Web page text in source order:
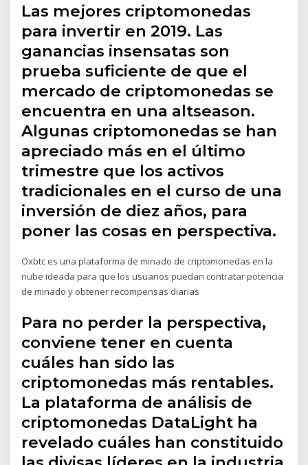
Las mejores criptomonedas
para invertir en 2019. Las
ganancias insensatas son
prueba suficiente de que el
mercado de criptomonedas se
encuentra en una altseason.
Algunas criptomonedas se han
apreciado más en el último
trimestre que los activos
tradicionales en el curso de una
inversión de diez años, para
poner las cosas en perspectiva.
Oxbtc es una plataforma de minado de criptomonedas en la
nube ideada para que los usuarios puedan contratar potencia
de minado y obtener recompensas diarias
Para no perder la perspectiva,
conviene tener en cuenta
cuáles han sido las
criptomonedas más rentables.
La plataforma de análisis de
criptomonedas DataLight ha
revelado cuáles han constituido